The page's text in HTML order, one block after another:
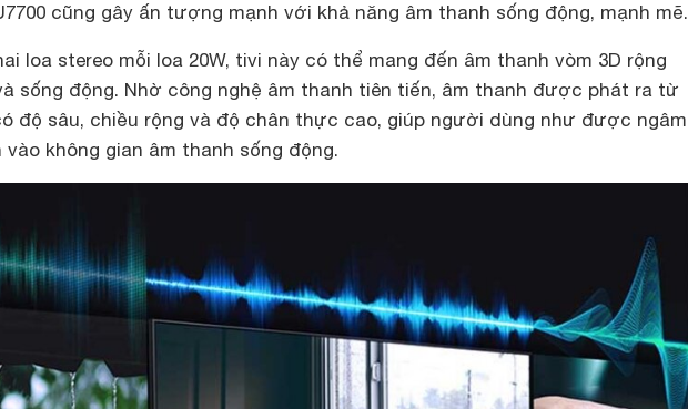
cũng gây ấn tượng mạnh với khả năng âm thanh sống động, mạnh mẽ.
loa stereo mỗi loa 20W, tivi này có thể mang đến âm thanh vòm 3D rộng
sống động. Nhờ công nghệ âm thanh tiên tiến, âm thanh được phát ra từ
độ sâu, chiều rộng và độ chân thực cao, giúp người dùng như được ngâm
vào không gian âm thanh sống động.